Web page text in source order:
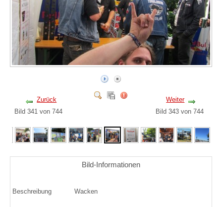
Zurück
Bild 341 von 744
Weiter
Bild 343 von 744
Bild-Informationen
Beschreibung Wacken